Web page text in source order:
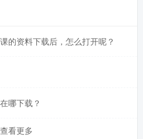
的资料下载后，怎么打开呢？
哪下载？
查看更多